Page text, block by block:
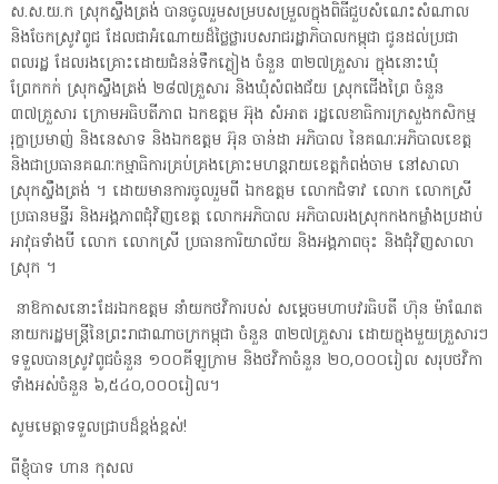
ស.ស.យ.ក ស្រុកស្ទឹងត្រង់ បានចូលរួមសម្របសម្រួលក្នុងពិធីជួបសំណេះសំណាល
និងចែកស្រូវពូជ ដែលជាអំណោយដ៏ថ្លៃថ្លារបសរាជរដ្ឋាភិបាលកម្ពុជា ជូនដល់ប្រជា
ពលរដ្ឋ ដែលរងគ្រោះដោយជំនន់ទឹកភ្លៀង ចំនួន ៣២៧គ្រួសារ ក្នុងនោះឃុំ
ព្រែកកក់ ស្រុកស្ទឹងត្រង់ ២៨៧គ្រួសារ និងឃុំសំពងជ័យ ស្រុកជើងព្រៃ ចំនួន
៣៧គ្រួសារ ក្រោមអធិបតីភាព ឯកឧត្តម អ៊ុង សំអាត រដ្ឋលេខាធិការក្រសួងកសិកម្ម
រុក្ខាប្រមាញ់ និងនេសាទ និងឯកឧត្តម អ៊ុន ចាន់ដា អភិបាល នៃគណៈអភិបាលខេត្ត
និងជាប្រធានគណៈកម្មាធិការគ្រប់គ្រងគ្រោះមហន្តរាយខេត្តកំពង់ចាម នៅសាលា
ស្រុកស្ទឹងត្រង់ ។ ដោយមានការចូលរួមពី ឯកឧត្តម លោកជំទាវ លោក លោកស្រី
ប្រធានមន្ទីរ និងអង្គភាពជុំវិញខេត្ត លោកអភិបាល អភិបាលរងស្រុកកងកម្លាំងប្រដាប់
អាវុធទាំងបី លោក លោកស្រី ប្រធានការិយាល័យ និងអង្គភាពចុះ និងជុំវិញសាលា
ស្រុក ។
នាឱកាសនោះដែរឯកឧត្តម នាំយកថវិការបស់ សម្ដេចមហាបវរធិបតី ហ៊ុន ម៉ាណែត
នាយករដ្ឋមន្ត្រីនៃព្រះរាជាណាចក្រកម្ពុជា ចំនួន ៣២៧គ្រួសារ ដោយក្នុងមួយគ្រួសារៗ
ទទួលបានស្រូវពូជចំនួន ១០០គីឡូក្រាម និងថវិកាចំនួន ២០,០០០រៀល សរុបថវិកា
ទាំងអស់ចំនួន ៦,៥៤០,០០០រៀល។
សូមមេត្តាទទួលជ្រាបដ៏ខ្ពង់ខ្ពស់!
ពីខ្ញុំបាទ ហាន កុសល